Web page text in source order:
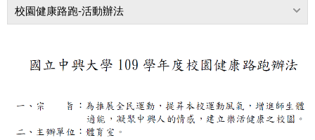
校園健康路跑-活動辦法